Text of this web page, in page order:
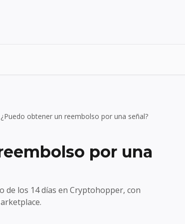
¿Puedo obtener un reembolso por una señal?
por una
de los 14 días en Cryptohopper, con